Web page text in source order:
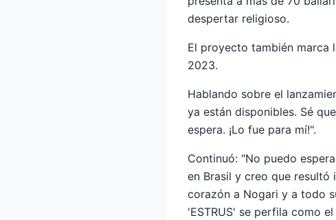
despertar religioso.
El proyecto también marca
2023.
Hablando sobre el
ya están disponibles. Sé
espera. ¡Lo fue para mí!".
Continuó: "No puedo
en Brasil y creo que
corazón a Nogari y a todo
'ESTRUS' se perfila como